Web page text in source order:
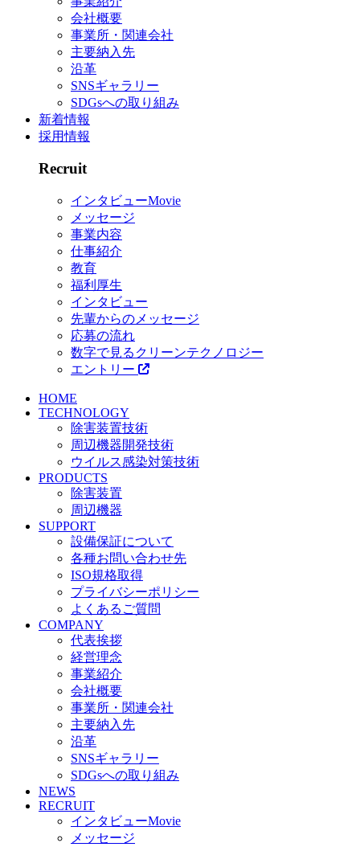
会社概要
事業所・関連会社
主要納入先
沿革
SNSギャラリー
SDGsへの取り組み
新着情報
採用情報
Recruit
インタビューMovie
メッセージ
事業内容
仕事紹介
教育
福利厚生
インタビュー
先輩からのメッセージ
応募の流れ
数字で見るクリーンテクノロジー
エントリー
HOME
TECHNOLOGY
除害装置技術
周辺機器開発技術
ウイルス感染対策技術
PRODUCTS
除害装置
周辺機器
SUPPORT
設備保証について
各種お問い合わせ先
ISO規格取得
プライバシーポリシー
よくあるご質問
COMPANY
代表挨拶
経営理念
事業紹介
会社概要
事業所・関連会社
主要納入先
沿革
SNSギャラリー
SDGsへの取り組み
NEWS
RECRUIT
インタビューMovie
メッセージ